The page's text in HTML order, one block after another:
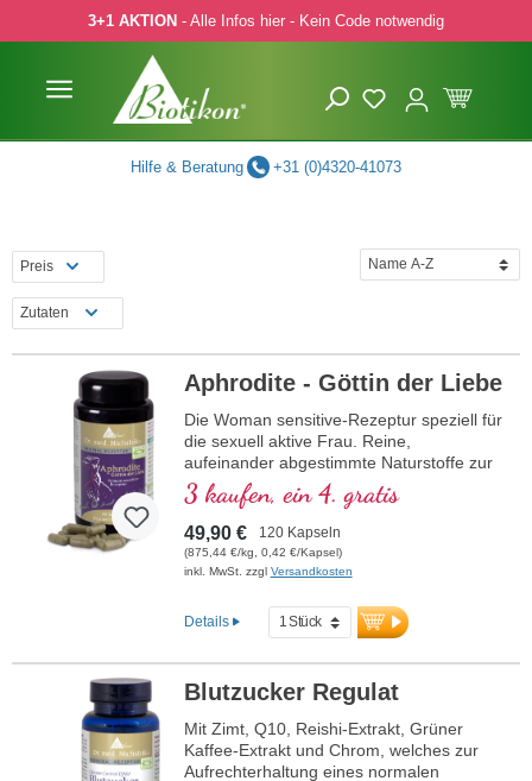
Hauptinhalt springen
Zur Suche springen
Zur Hauptnavigation springen
3+1 AKTION - Alle Infos hier - Kein Code notwendig
Hilfe & Beratung +31 (0)4320-41073
Preis
Zutaten
Aphrodite - Göttin der Liebe
Die Woman sensitive-Rezeptur speziell für
die sexuell aktive Frau. Reine,
aufeinander abgestimmte Naturstoffe zur
Unterstützung der Weiblichkeit.
3 kaufen, ein 4. gratis
49,90 € 120 Kapseln
(875,44 €/kg, 0,42 €/Kapsel)
inkl. MwSt. zzgl Versandkosten
Details
Blutzucker Regulat
Mit Zimt, Q10, Reishi-Extrakt, Grüner
Kaffee-Extrakt und Chrom, welches zur
Aufrechterhaltung eines normalen